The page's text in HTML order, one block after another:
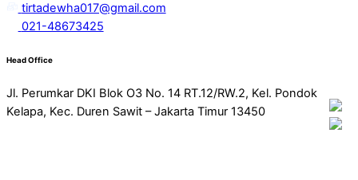
tirtadewha017@gmail.com
021-48673425
Head Office
Jl. Perumkar DKI Blok O3 No. 14 RT.12/RW.2, Kel. Pondok
Kelapa, Kec. Duren Sawit – Jakarta Timur 13450